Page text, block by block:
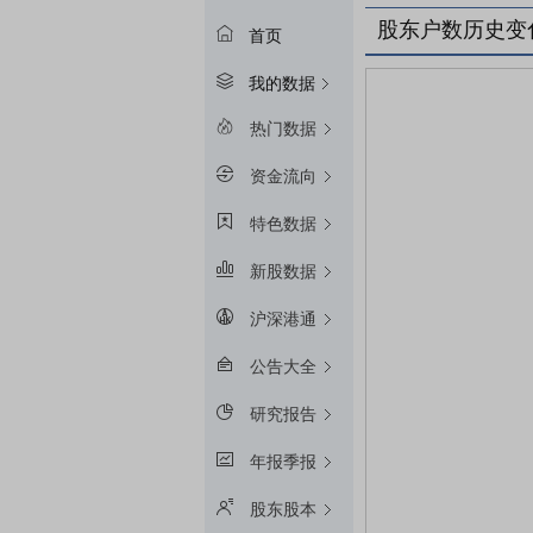
首页
我的数据
热门数据
资金流向
特色数据
新股数据
沪深港通
公告大全
研究报告
年报季报
股东股本
股东户数历史